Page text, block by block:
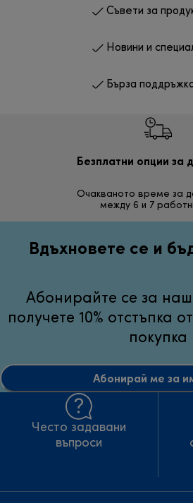
Съвети за
Новини и
Бърза
Безплатни опции за
Очакваното време за
между 6 и 7
Вдъхновете се и
Абонирайте се за
получете 10% отстъпка
покупка
Абонирай ме за
Често задавани
въпроси